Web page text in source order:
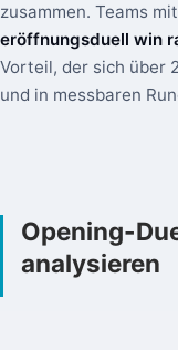
zusammen. Teams
eröffnungsduell win
Vorteil, der sich über
und in messbaren
Opening-
analysieren